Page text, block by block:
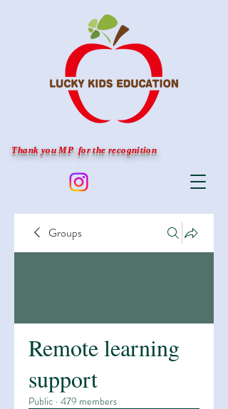
Thank you MP for the recognition
Groups
Remote learning
support
Public · 479 members